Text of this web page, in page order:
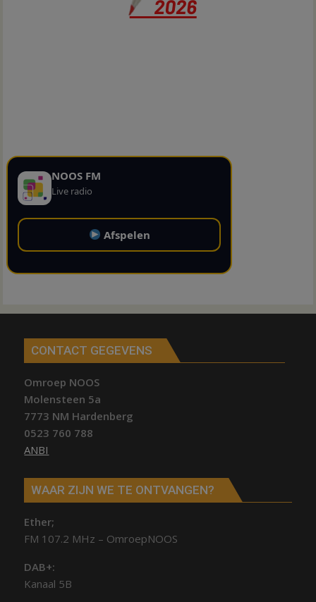
NOOS FM
Live radio
Afspelen
CONTACT GEGEVENS
Omroep NOOS
Molensteen 5a
7773 NM Hardenberg
0523 760 788
ANBI
WAAR ZIJN WE TE ONTVANGEN?
Ether;
FM 107.2 MHz – OmroepNOOS
DAB+:
Kanaal 5B